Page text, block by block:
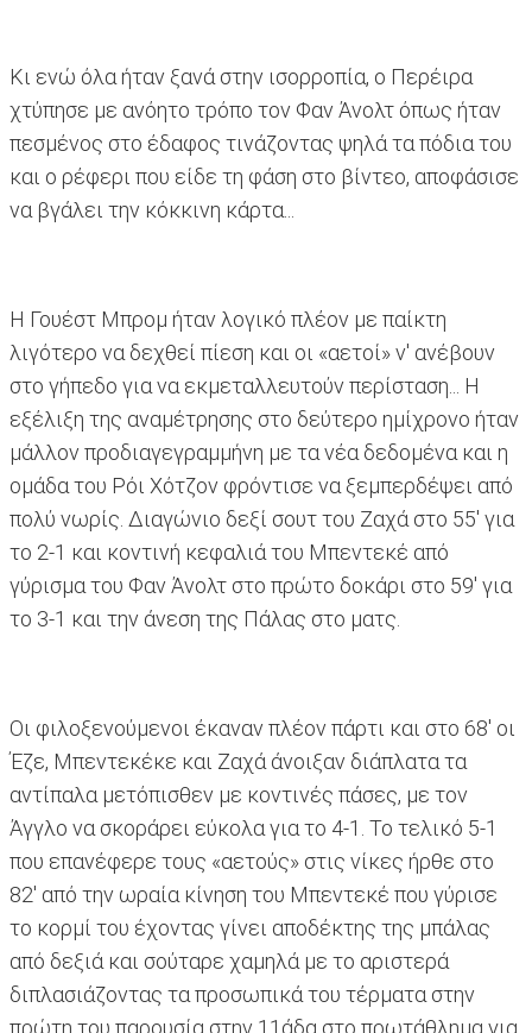
Κι ενώ όλα ήταν ξανά στην ισορροπία, ο Περέιρα
χτύπησε με ανόητο τρόπο τον Φαν Άνολτ όπως ήταν
πεσμένος στο έδαφος τινάζοντας ψηλά τα πόδια του
και ο ρέφερι που είδε τη φάση στο βίντεο, αποφάσισε
να βγάλει την κόκκινη κάρτα...
Η Γουέστ Μπρομ ήταν λογικό πλέον με παίκτη
λιγότερο να δεχθεί πίεση και οι «αετοί» ν' ανέβουν
στο γήπεδο για να εκμεταλλευτούν περίσταση... Η
εξέλιξη της αναμέτρησης στο δεύτερο ημίχρονο ήταν
μάλλον προδιαγεγραμμήνη με τα νέα δεδομένα και η
ομάδα του Ρόι Χότζον φρόντισε να ξεμπερδέψει από
πολύ νωρίς. Διαγώνιο δεξί σουτ του Ζαχά στο 55' για
το 2-1 και κοντινή κεφαλιά του Μπεντεκέ από
γύρισμα του Φαν Άνολτ στο πρώτο δοκάρι στο 59' για
το 3-1 και την άνεση της Πάλας στο ματς.
Οι φιλοξενούμενοι έκαναν πλέον πάρτι και στο 68' οι
Έζε, Μπεντεκέκε και Ζαχά άνοιξαν διάπλατα τα
αντίπαλα μετόπισθεν με κοντινές πάσες, με τον
Άγγλο να σκοράρει εύκολα για το 4-1. Το τελικό 5-1
που επανέφερε τους «αετούς» στις νίκες ήρθε στο
82' από την ωραία κίνηση του Μπεντεκέ που γύρισε
το κορμί του έχοντας γίνει αποδέκτης της μπάλας
από δεξιά και σούταρε χαμηλά με το αριστερά
διπλασιάζοντας τα προσωπικά του τέρματα στην